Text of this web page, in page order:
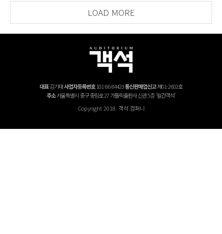
LOAD MORE
대표김기태사업자등록번호101-86-84423통신판매업신고제01-2602호
주소서울특별시 중구 중림로 27 가톨릭출판사 신관 5층 '월간객석'
Copyright 2018. 객석 컴퍼니